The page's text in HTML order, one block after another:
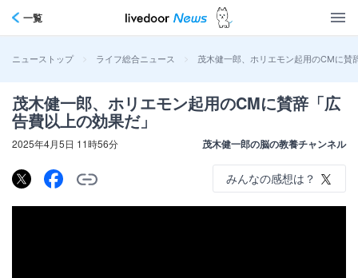
一覧
ニューストップ > ライフ総合ニュース > 茂木健一郎、ホリエモン起用のCMに賛
茂木健一郎、ホリエモン起用のCMに賛辞「広
告費以上の効果だ」
2025年4月5日 11時56分 茂木健一郎の脳の教養チャンネル
みんなの感想は？